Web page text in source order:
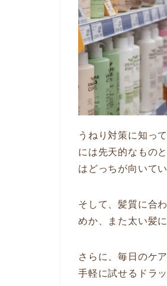
うねり対策に知っ
には先天的なもの
はどっちが向いて
そして、髪質に合
めか、また太い髪
さらに、毎日のケ
手軽に試せるドラ